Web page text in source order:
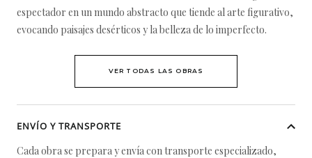
espectador en un mundo abstracto que tiende al arte figurativo,
evocando paisajes desérticos y la belleza de lo imperfecto.
VER TODAS LAS OBRAS
ENVÍO Y TRANSPORTE
Cada obra se prepara y envía con transporte especializado,